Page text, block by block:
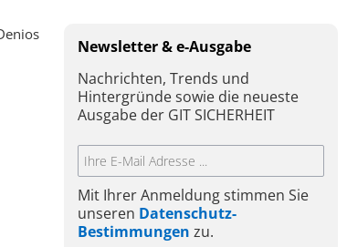
Newsletter & e-Ausgabe
Nachrichten, Trends und
Hintergründe sowie die neueste
Ausgabe der GIT SICHERHEIT
Mit Ihrer Anmeldung stimmen Sie
unseren Datenschutz-
Bestimmungen zu.